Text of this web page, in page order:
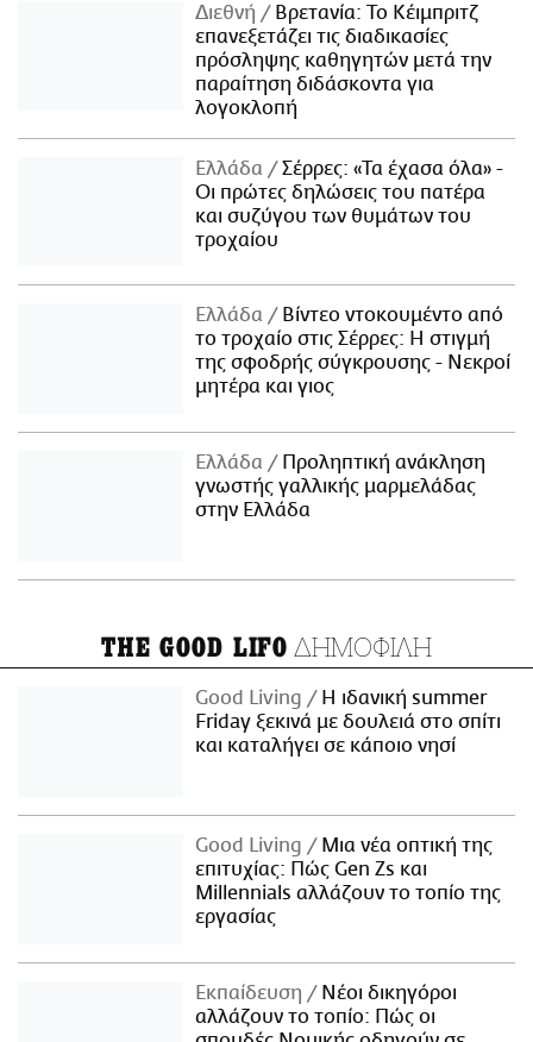
Διεθνή
Βρετανία: Το Κέιμπριτζ
επανεξετάζει τις διαδικασίες
πρόσληψης καθηγητών μετά την
παραίτηση διδάσκοντα για
λογοκλοπή
Ελλάδα
Σέρρες: «Τα έχασα όλα» -
Οι πρώτες δηλώσεις του πατέρα
και συζύγου των θυμάτων του
τροχαίου
Ελλάδα
Βίντεο ντοκουμέντο από
το τροχαίο στις Σέρρες: Η στιγμή
της σφοδρής σύγκρουσης - Νεκροί
μητέρα και γιος
Ελλάδα
Προληπτική ανάκληση
γνωστής γαλλικής μαρμελάδας
στην Ελλάδα
THE GOOD LIFO ΔΗΜΟΦΙΛΗ
Good Living
Η ιδανική summer
Friday ξεκινά με δουλειά στο σπίτι
και καταλήγει σε κάποιο νησί
Good Living
Μια νέα οπτική της
επιτυχίας: Πώς Gen Zs και
Millennials αλλάζουν το τοπίο της
εργασίας
Εκπαίδευση
Νέοι δικηγόροι
αλλάζουν το τοπίο: Πώς οι